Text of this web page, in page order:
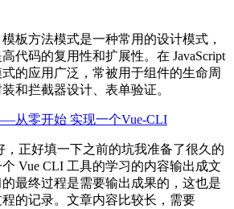
板方法模式是一种常用的设计模式，
代码的复用性和扩展性。在 JavaScript
的应用广泛，常被用于组件的生命周
和拦截器设计、表单验证。
从零开始 实现一个Vue-CLI
，正好填一下之前的坑我准备了很久的
Vue CLI 工具的学习的内容输出成文
最终过程是需要输出成果的，这也是
的记录。文章内容比较长，需要